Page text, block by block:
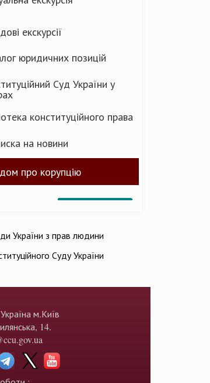
екскурсії
юридичних позицій
Суд України у
конституційного права
на новини
про корупцію
України з прав людини
Суду України
м.Київ
14.